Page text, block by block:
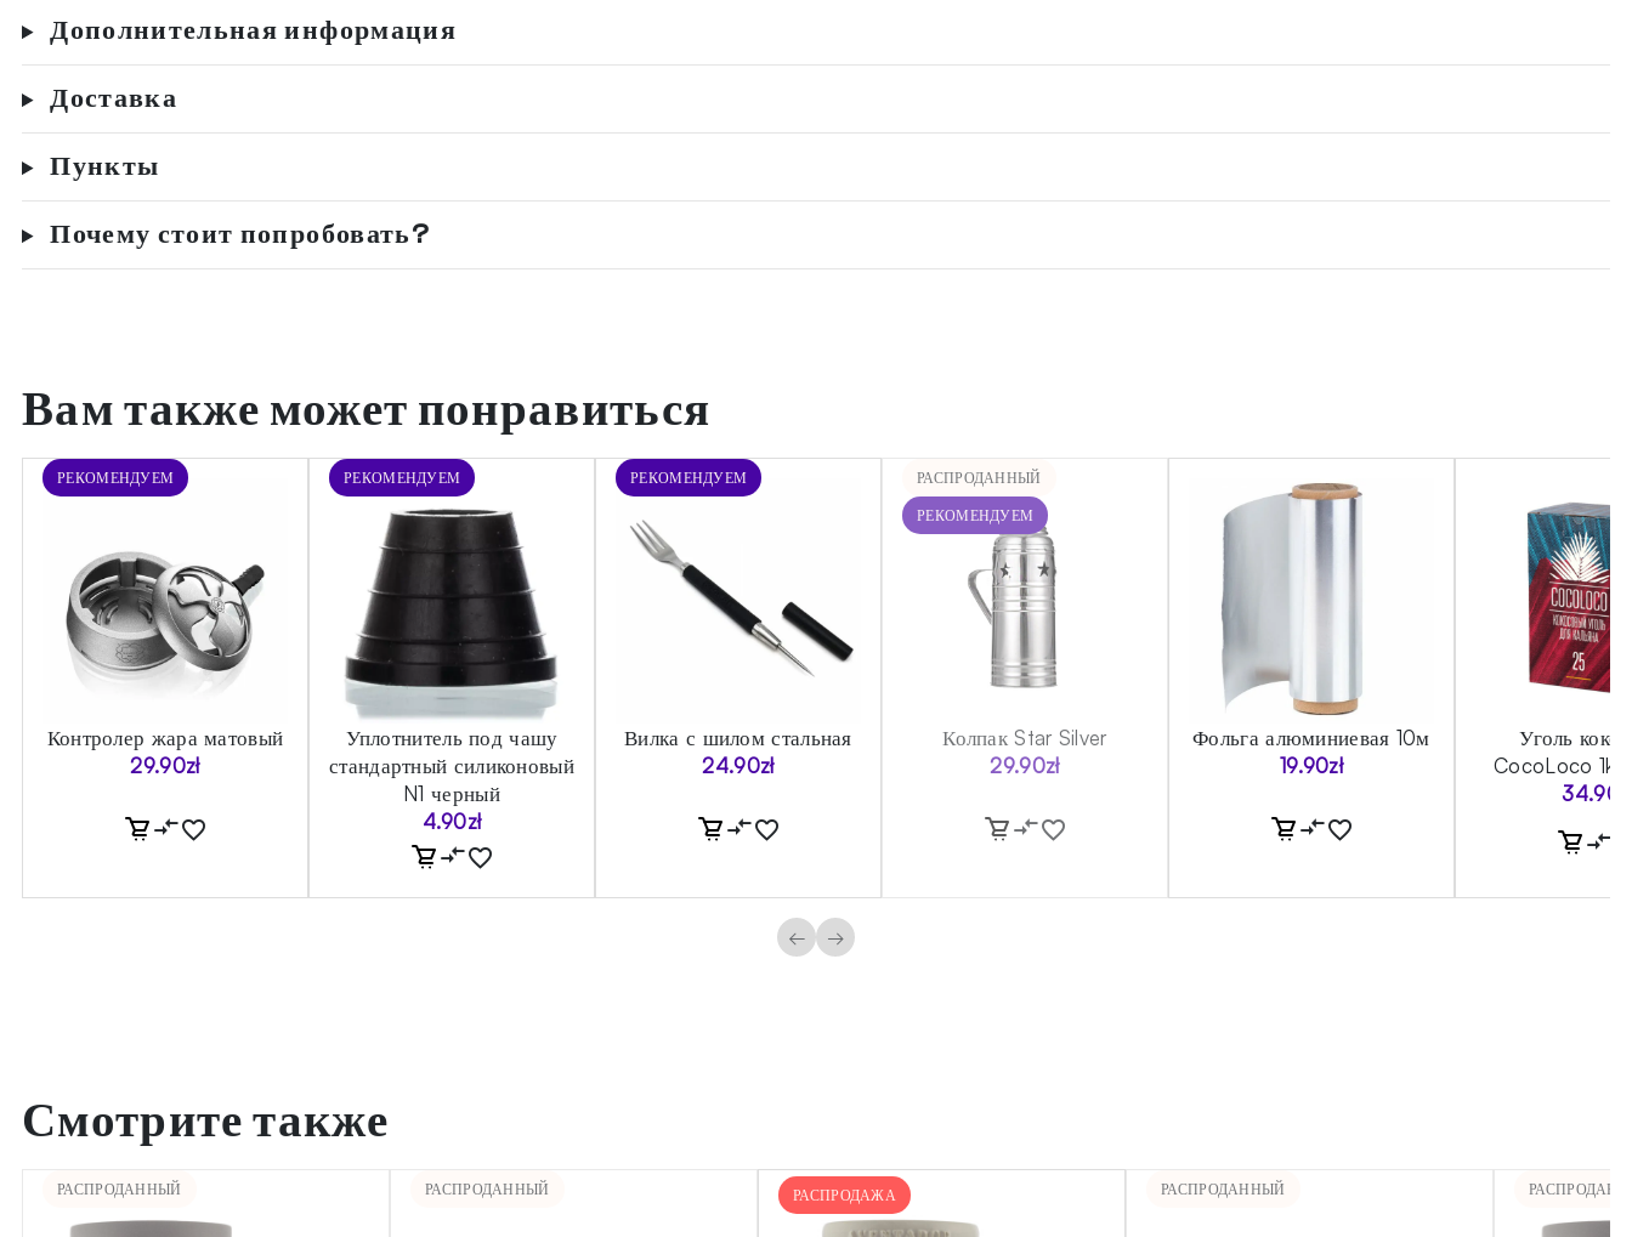
Дополнительная информация
Доставка
Пункты
Почему стоит попробовать?
Вам также может понравиться
РЕКОМЕНДУЕМ
Контролер жара матовый
29.90zł
РЕКОМЕНДУЕМ
Уплотнитель под чашу
стандартный силиконовый
N1 черный
4.90zł
РЕКОМЕНДУЕМ
Вилка с шилом стальная
24.90zł
РАСПРОДАННЫЙ
РЕКОМЕНДУЕМ
Колпак Star Silver
29.90zł
Фольга алюминиевая 10м
19.90zł
Уголь
CocoLoco 1kg
34.90
← →
Смотрите также
РАСПРОДАННЫЙ РАСПРОДАННЫЙ РАСПРОДАЖА РАСПРОДАННЫЙ